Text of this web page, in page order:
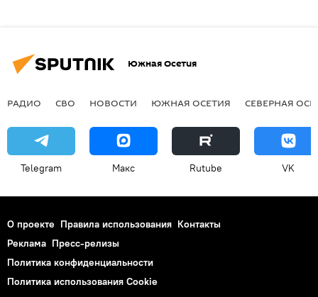
Южная Осетия
РАДИО СВО НОВОСТИ ЮЖНАЯ ОСЕТИЯ СЕВЕРНАЯ
Telegram Макс Rutube VK
О проекте Правила использования Контакты
Реклама Пресс-релизы
Политика конфиденциальности
Политика использования Cookie